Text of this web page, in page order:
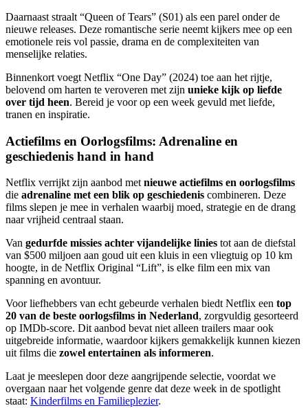
Daarnaast straalt “Queen of Tears” (S01) als een parel onder de
nieuwe releases. Deze romantische serie neemt kijkers mee op een
emotionele reis vol passie, drama en de complexiteiten van
menselijke relaties.
Binnenkort voegt Netflix “One Day” (2024) toe aan het rijtje,
belovend om harten te veroveren met zijn unieke kijk op liefde
over tijd heen. Bereid je voor op een week gevuld met liefde,
tranen en inspiratie.
Actiefilms en Oorlogsfilms: Adrenaline en
geschiedenis hand in hand
Netflix verrijkt zijn aanbod metnieuwe actiefilms en oorlogsfilms
die adrenaline met een blik op geschiedenis combineren. Deze
films slepen je mee in verhalen waarbij moed, strategie en de drang
naar vrijheid centraal staan.
Van gedurfde missies achter vijandelijke linies tot aan de diefstal
van $500 miljoen aan goud uit een kluis in een vliegtuig op 10 km
hoogte, in de Netflix Original “Lift”, is elke film een mix van
spanning en avontuur.
Voor liefhebbers van echt gebeurde verhalen biedt Netflix een top
20 van de beste oorlogsfilms in Nederland, zorgvuldig gesorteerd
op IMDb-score. Dit aanbod bevat niet alleen trailers maar ook
uitgebreide informatie, waardoor kijkers gemakkelijk kunnen kiezen
uit films die zowel entertainen als informeren.
Laat je meeslepen door deze aangrijpende selectie, voordat we
overgaan naar het volgende genre dat deze week in de spotlight
staat: Kinderfilms en Familieplezier.